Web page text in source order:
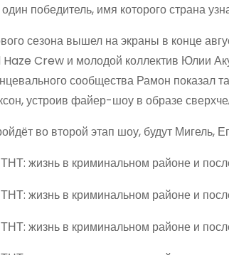
победитель, имя которого страна
сезона вышел на экраны в конце
Haze Crew и молодой коллектив Юлии
сообщества Рамон показал
устроив файер-шоу в образе
во второй этап шоу, будут Мигель,